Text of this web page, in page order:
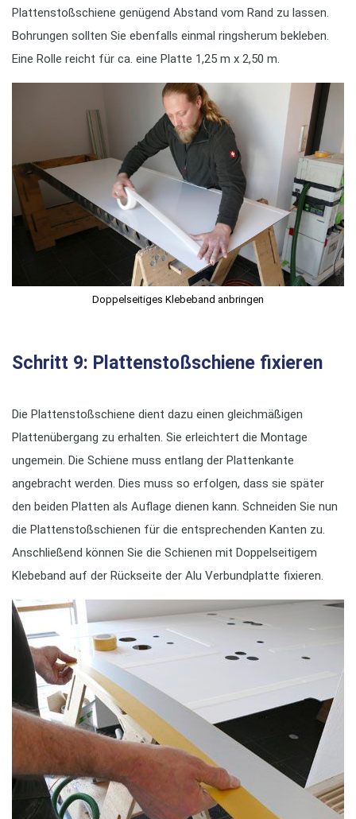
Plattenstoßschiene genügend Abstand vom Rand zu lassen.
Bohrungen sollten Sie ebenfalls einmal ringsherum bekleben.
Eine Rolle reicht für ca. eine Platte 1,25 m x 2,50 m.
Doppelseitiges Klebeband anbringen
Schritt 9: Plattenstoßschiene fixieren
Die Plattenstoßschiene dient dazu einen gleichmäßigen
Plattenübergang zu erhalten. Sie erleichtert die Montage
ungemein. Die Schiene muss entlang der Plattenkante
angebracht werden. Dies muss so erfolgen, dass sie später
den beiden Platten als Auflage dienen kann. Schneiden Sie nun
die Plattenstoßschienen für die entsprechenden Kanten zu.
Anschließend können Sie die Schienen mit Doppelseitigem
Klebeband auf der Rückseite der Alu Verbundplatte fixieren.